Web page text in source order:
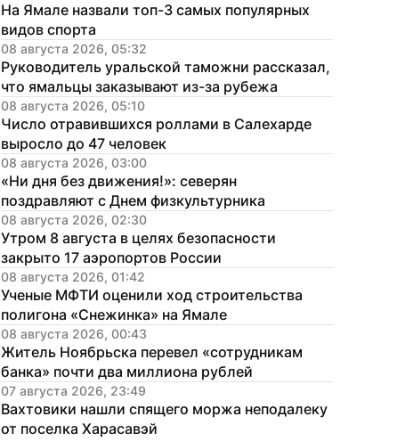
На Ямале назвали топ-3 самых популярных
видов спорта
08 августа 2026, 05:32
Руководитель уральской таможни рассказал,
что ямальцы заказывают из-за рубежа
08 августа 2026, 05:10
Число отравившихся роллами в Салехарде
выросло до 47 человек
08 августа 2026, 03:00
«Ни дня без движения!»: северян
поздравляют с Днем физкультурника
08 августа 2026, 02:30
Утром 8 августа в целях безопасности
закрыто 17 аэропортов России
08 августа 2026, 01:42
Ученые МФТИ оценили ход строительства
полигона «Снежинка» на Ямале
08 августа 2026, 00:43
Житель Ноябрьска перевел «сотрудникам
банка» почти два миллиона рублей
07 августа 2026, 23:49
Вахтовики нашли спящего моржа неподалеку
от поселка Харасавэй